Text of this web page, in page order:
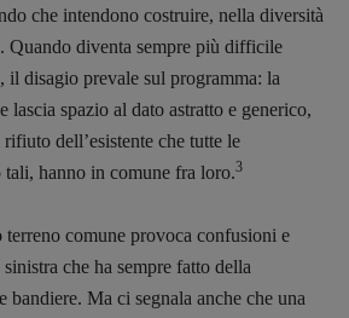
che intendono costruire, nella diversità
Quando diventa sempre più difficile
il disagio prevale sul programma: la
lascia spazio al dato astratto e generico,
dell’esistente che tutte le
hanno in comune fra loro.3
terreno comune provoca confusioni e
che ha sempre fatto della
bandiere. Ma ci segnala anche che una